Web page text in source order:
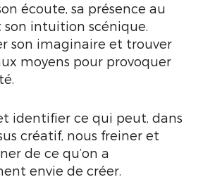
écoute, sa présence au
intuition scénique.
son imaginaire et trouver
moyens pour provoquer
identifier ce qui peut, dans
créatif, nous freiner et
de ce qu’on a
envie de créer.